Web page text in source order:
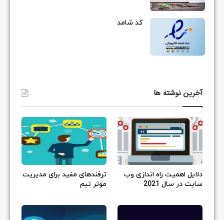
کد شامد
آخرین نوشته ها
دلایل اهمیت راه اندازی وب
سایت در سال 2021
ترفندهای مفید برای مدیریت
موثر تیم